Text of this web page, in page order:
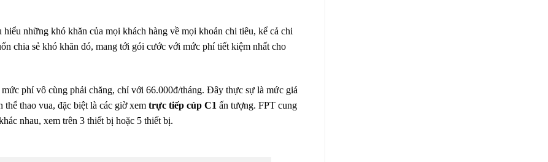
những khó khăn của mọi khách hàng về mọi khoản chi tiêu, kể cả chi
chia sẻ khó khăn đó, mang tới gói cước với mức phí tiết kiệm nhất cho
phí vô cùng phải chăng, chỉ với 66.000đ/tháng. Đây thực sự là mức giá
thao vua, đặc biệt là các giờ xem trực tiếp cúp C1 ấn tượng. FPT cung
nhau, xem trên 3 thiết bị hoặc 5 thiết bị.